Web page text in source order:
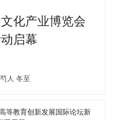
化产业博览会
启幕
人 冬至
等教育创新发展国际论坛新